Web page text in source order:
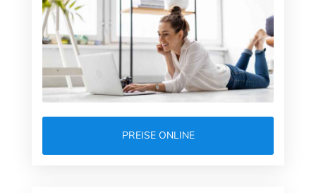
PREISE ONLINE